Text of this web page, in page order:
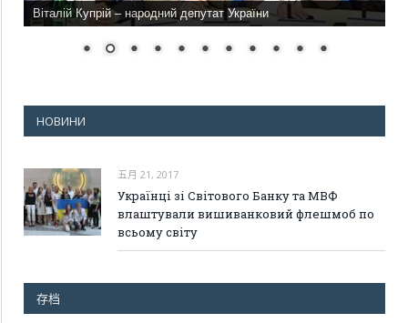
Віталій Купрій – народний депутат України
НОВИНИ
五月 21, 2017
Українці зі Світового Банку та МВФ
влаштували вишиванковий флешмоб по
всьому світу
存档